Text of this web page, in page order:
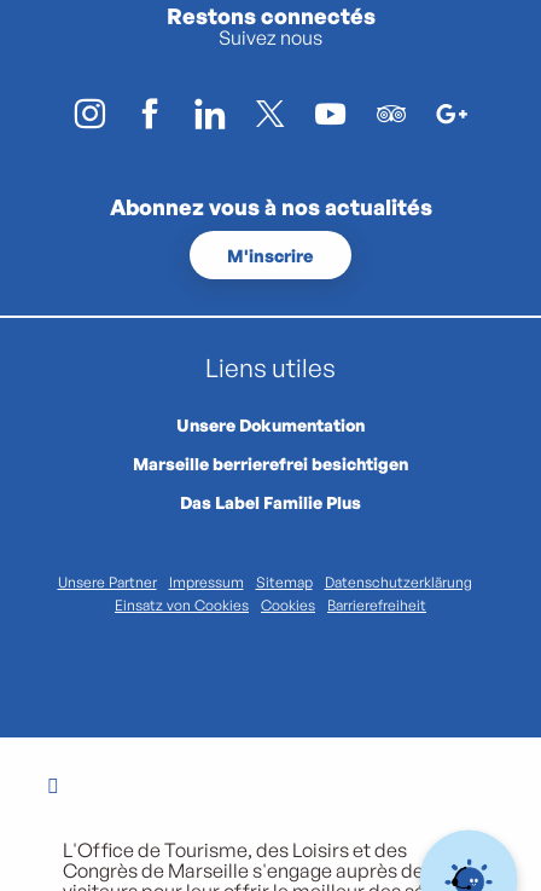
Restons connectés
Suivez nous
Abonnez vous à nos actualités
M'inscrire
Liens utiles
Unsere Dokumentation
Marseille berrierefrei besichtigen
Das Label Familie Plus
Unsere Partner Impressum Sitemap
Datenschutzerklärung
Einsatz von Cookies
Cookies Barrierefreiheit
L'Office de Tourisme, des Loisirs et des
Congrès de Marseille s'engage auprès de ses